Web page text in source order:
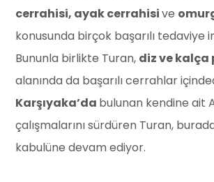
cerrahisi, ayak cerrahisive
konusunda birçok başarılı tedaviye
Bununla birlikte Turan, diz ve kalça
alanında da başarılı cerrahlar
Karşıyaka’da bulunan kendine ait
çalışmalarını sürdüren Turan,
kabulüne devam ediyor.